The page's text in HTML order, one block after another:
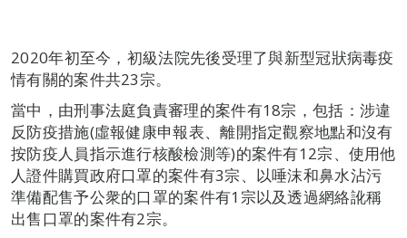
2020年初至今，初級法院先後受理了與新型冠狀病毒疫
情有關的案件共23宗。
當中，由刑事法庭負責審理的案件有18宗，包括：涉違
反防疫措施(虛報健康申報表、離開指定觀察地點和沒有
按防疫人員指示進行核酸檢測等)的案件有12宗、使用他
人證件購買政府口罩的案件有3宗、以唾沫和鼻水沾污
準備配售予公衆的口罩的案件有1宗以及透過網絡訛稱
出售口罩的案件有2宗。